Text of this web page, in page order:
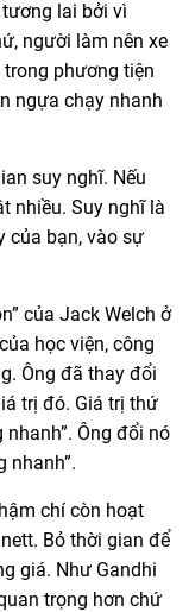
lai bởi vì
người làm nên xe
phương tiện
ngựa chạy nhanh
suy nghĩ. Nếu
nhiều. Suy nghĩ là
của bạn, vào sự
của Jack Welch ở
học viện, công
Ông đã thay đổi
trị đó. Giá trị thứ
Ông đổi nó
nhanh”.
chí còn hoạt
Bỏ thời gian để
giá. Như Gandhi
trọng hơn chứ